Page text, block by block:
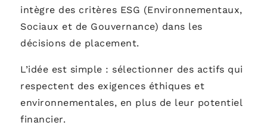
intègre des critères ESG (Environnementaux,
Sociaux et de Gouvernance) dans les
décisions de placement.
L’idée est simple : sélectionner des actifs qui
respectent des exigences éthiques et
environnementales, en plus de leur potentiel
financier.